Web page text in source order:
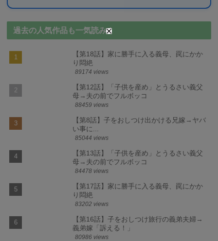
過去の人気作品も一気読み！
【第18話】家に勝手に入る義母、罠にかか
り悶絶
89174 views
【第12話】「子供を産め」とうるさい義父
母→夫の前でフルボッコ
88459 views
【第8話】子をおしつけ出かける兄嫁→ヤバ
い事に...
85044 views
【第13話】「子供を産め」とうるさい義父
母→夫の前でフルボッコ
84478 views
【第17話】家に勝手に入る義母、罠にかか
り悶絶
83202 views
【第16話】子をおしつけ旅行の義弟夫婦→
義弟嫁「訴える！」
80986 views